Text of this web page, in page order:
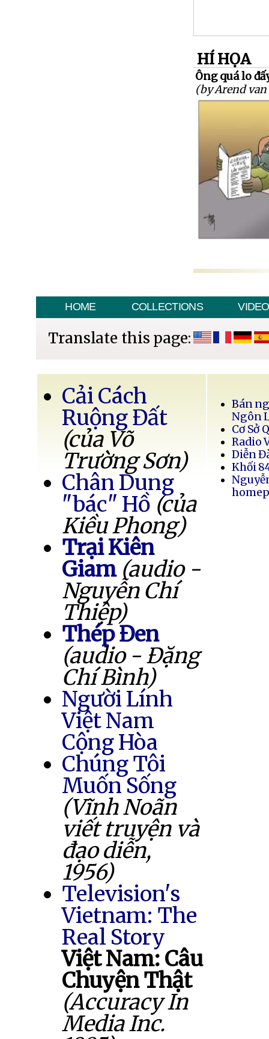
HÍ HỌA
Ông quá lo
(by Arend van
HOME COLLECTIONS VIDEO
Translate this page:
Cải Cách
Ruộng Đất
(của Võ
Trường Sơn)
Chân Dung
"bác" Hồ (của
Kiều Phong)
Trại Kiên
Giam (audio -
Nguyễn Chí
Thiệp)
Thép Đen
(audio - Đặng
Chí Bình)
Người Lính
Việt Nam
Cộng Hòa
Chúng Tôi
Muốn Sống
(Vĩnh Noãn
viết truyện và
đạo diễn,
1956)
Television's
Vietnam: The
Real Story
Việt Nam: Câu
Chuyện Thật
(Accuracy In
Media Inc.
Bán
Ngôn
Cơ Sở
Radio
Diễn
Khối